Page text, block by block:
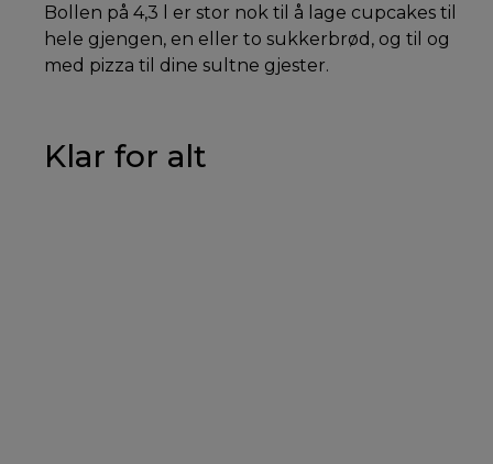
Bollen på 4,3 l er stor nok til å lage cupcakes til
hele gjengen, en eller to sukkerbrød, og til og
med pizza til dine sultne gjester.
Klar for alt